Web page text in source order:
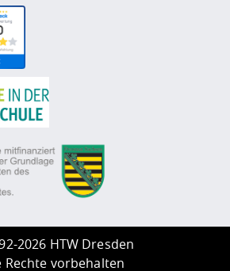
2026 HTW Dresden
Rechte vorbehalten